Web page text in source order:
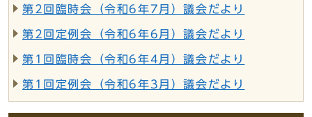
第2回臨時会（令和6年7月）議会だより
第2回定例会（令和6年6月）議会だより
第1回臨時会（令和6年4月）議会だより
第1回定例会（令和6年3月）議会だより